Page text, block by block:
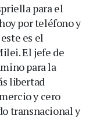
para el
por teléfono y
es el
El jefe de
para la
libertad
y cero
transnacional y